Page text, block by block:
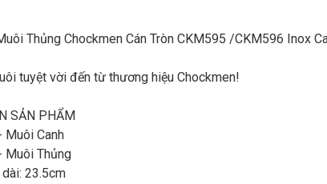
Thủng Chockmen Cán Tròn CKM595 /CKM596 Inox
tuyệt vời đến từ thương hiệu Chockmen!
SẢN PHẨM
Muôi Canh
Muôi Thủng
23.5cm